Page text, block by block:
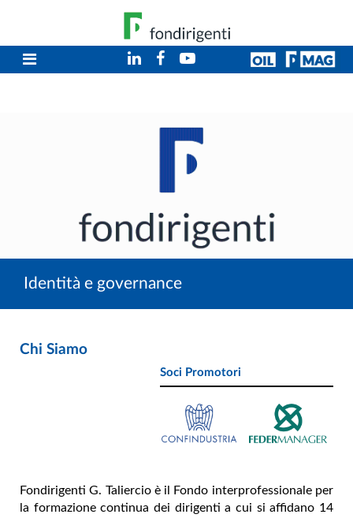
Identità e governance
Chi Siamo
Soci Promotori
Fondirigenti G. Taliercio è il Fondo interprofessionale per
la formazione continua dei dirigenti a cui si affidano 14